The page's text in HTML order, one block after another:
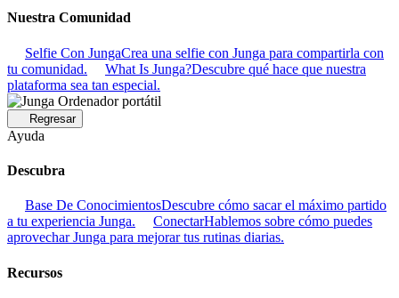
Nuestra Comunidad
Selfie Con JungaCrea una selfie con Junga para compartirla con
tu comunidad.
What Is Junga?Descubre qué hace que nuestra
plataforma sea tan especial.
Regresar
Ayuda
Descubra
Base De ConocimientosDescubre cómo sacar el máximo partido
a tu experiencia Junga.
ConectarHablemos sobre cómo puedes
aprovechar Junga para mejorar tus rutinas diarias.
Recursos